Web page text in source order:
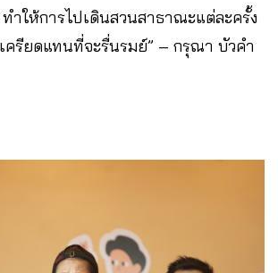
ำให้การไปเดินสวนสาธาณะแต่ละครั้ง
ครียดแทนที่จะรื่นรมย์” – กรุณา บัวคำ